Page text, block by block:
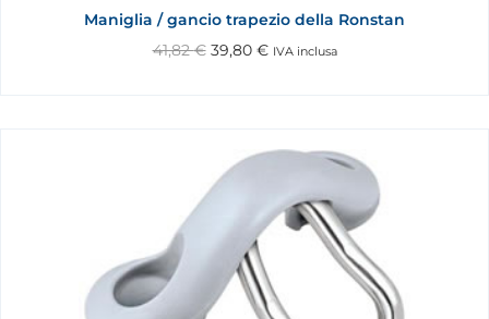
Maniglia / gancio trapezio della Ronstan
41,82€ 39,80 € IVA inclusa